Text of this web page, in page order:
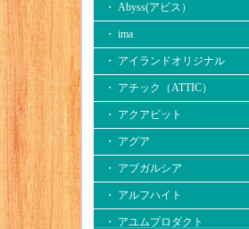
・ Abyss(アビス）
・ ima
・ アイランドオリジナル
・ アチック（ATTIC）
・ アクアビット
・ アグア
・ アブガルシア
・ アルフハイト
・ アユムプロダクト